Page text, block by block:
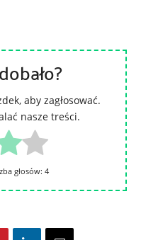
aby zagłosować.
nasze treści.
głosów: 4